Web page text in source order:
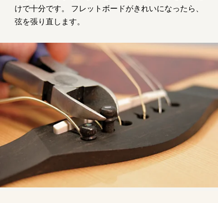
けで十分です。 フレットボードがきれいになったら、
弦を張り直します。